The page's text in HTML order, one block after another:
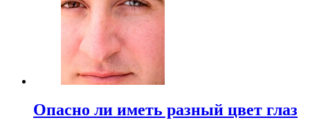
Опасно ли иметь разный цвет глаз